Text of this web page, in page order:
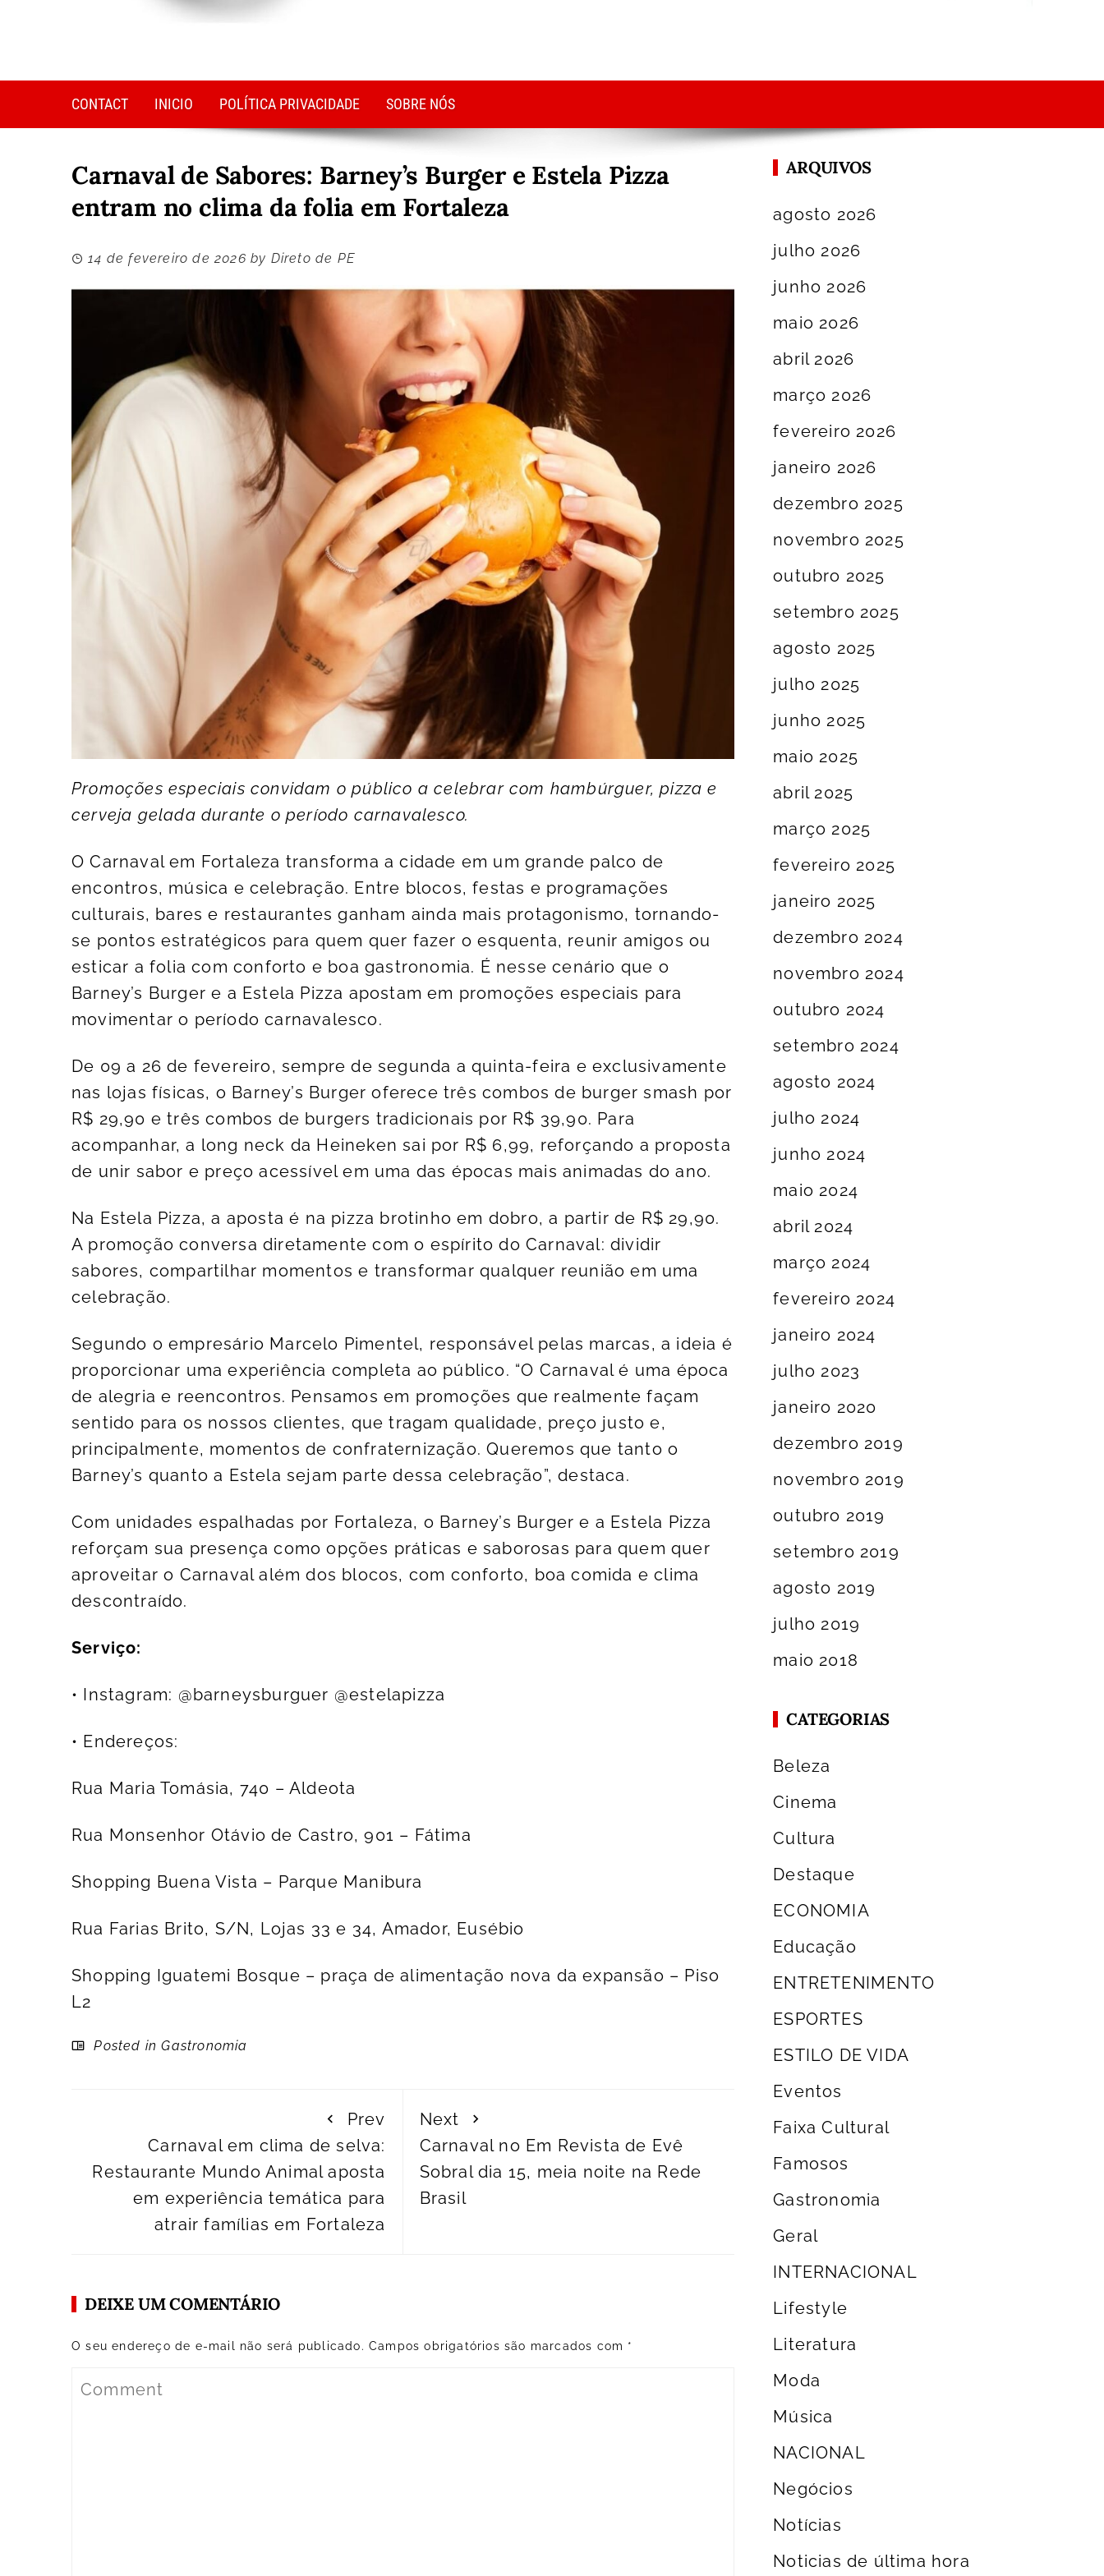
CONTACT INICIO POLÍTICA PRIVACIDADE SOBRE NÓS
Carnaval de Sabores: Barney’s Burger e Estela Pizza
entram no clima da folia em Fortaleza
14 de fevereiro de 2026 by Direto de PE
Promoções especiais convidam o público a celebrar com hambúrguer, pizza e
cerveja gelada durante o período carnavalesco.
O Carnaval em Fortaleza transforma a cidade em um grande palco de
encontros, música e celebração. Entre blocos, festas e programações
culturais, bares e restaurantes ganham ainda mais protagonismo, tornando-
se pontos estratégicos para quem quer fazer o esquenta, reunir amigos ou
esticar a folia com conforto e boa gastronomia. É nesse cenário que o
Barney’s Burger e a Estela Pizza apostam em promoções especiais para
movimentar o período carnavalesco.
De 09 a 26 de fevereiro, sempre de segunda a quinta-feira e exclusivamente
nas lojas físicas, o Barney’s Burger oferece três combos de burger smash por
R$ 29,90 e três combos de burgers tradicionais por R$ 39,90. Para
acompanhar, a long neck da Heineken sai por R$ 6,99, reforçando a proposta
de unir sabor e preço acessível em uma das épocas mais animadas do ano.
Na Estela Pizza, a aposta é na pizza brotinho em dobro, a partir de R$ 29,90.
A promoção conversa diretamente com o espírito do Carnaval: dividir
sabores, compartilhar momentos e transformar qualquer reunião em uma
celebração.
Segundo o empresário Marcelo Pimentel, responsável pelas marcas, a ideia é
proporcionar uma experiência completa ao público. “O Carnaval é uma época
de alegria e reencontros. Pensamos em promoções que realmente façam
sentido para os nossos clientes, que tragam qualidade, preço justo e,
principalmente, momentos de confraternização. Queremos que tanto o
Barney’s quanto a Estela sejam parte dessa celebração”, destaca.
Com unidades espalhadas por Fortaleza, o Barney’s Burger e a Estela Pizza
reforçam sua presença como opções práticas e saborosas para quem quer
aproveitar o Carnaval além dos blocos, com conforto, boa comida e clima
descontraído.
Serviço:
• Instagram: @barneysburguer @estelapizza
• Endereços:
Rua Maria Tomásia, 740 – Aldeota
Rua Monsenhor Otávio de Castro, 901 – Fátima
Shopping Buena Vista – Parque Manibura
Rua Farias Brito, S/N, Lojas 33 e 34, Amador, Eusébio
Shopping Iguatemi Bosque – praça de alimentação nova da expansão – Piso
L2
Posted inGastronomia
Prev
Carnaval em clima de selva:
Restaurante Mundo Animal aposta
em experiência temática para
atrair famílias em Fortaleza
Next
Carnaval no Em Revista de Evê
Sobral dia 15, meia noite na Rede
Brasil
DEIXE UM COMENTÁRIO
O seu endereço de e-mail não será publicado. Campos obrigatórios são marcados com *
ARQUIVOS
agosto 2026
julho 2026
junho 2026
maio 2026
abril 2026
março 2026
fevereiro 2026
janeiro 2026
dezembro 2025
novembro 2025
outubro 2025
setembro 2025
agosto 2025
julho 2025
junho 2025
maio 2025
abril 2025
março 2025
fevereiro 2025
janeiro 2025
dezembro 2024
novembro 2024
outubro 2024
setembro 2024
agosto 2024
julho 2024
junho 2024
maio 2024
abril 2024
março 2024
fevereiro 2024
janeiro 2024
julho 2023
janeiro 2020
dezembro 2019
novembro 2019
outubro 2019
setembro 2019
agosto 2019
julho 2019
maio 2018
CATEGORIAS
Beleza
Cinema
Cultura
Destaque
ECONOMIA
Educação
ENTRETENIMENTO
ESPORTES
ESTILO DE VIDA
Eventos
Faixa Cultural
Famosos
Gastronomia
Geral
INTERNACIONAL
Lifestyle
Literatura
Moda
Música
NACIONAL
Negócios
Notícias
Noticias de última hora